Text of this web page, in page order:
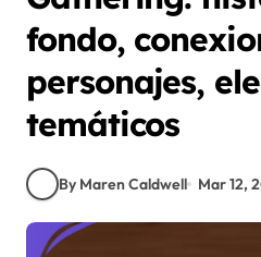
fondo,
personajes,
temáticos
By Maren Caldwell Mar 12,